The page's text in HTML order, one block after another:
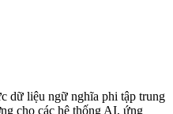
dữ liệu ngữ nghĩa phi tập trung
cho các hệ thống AI, ứng